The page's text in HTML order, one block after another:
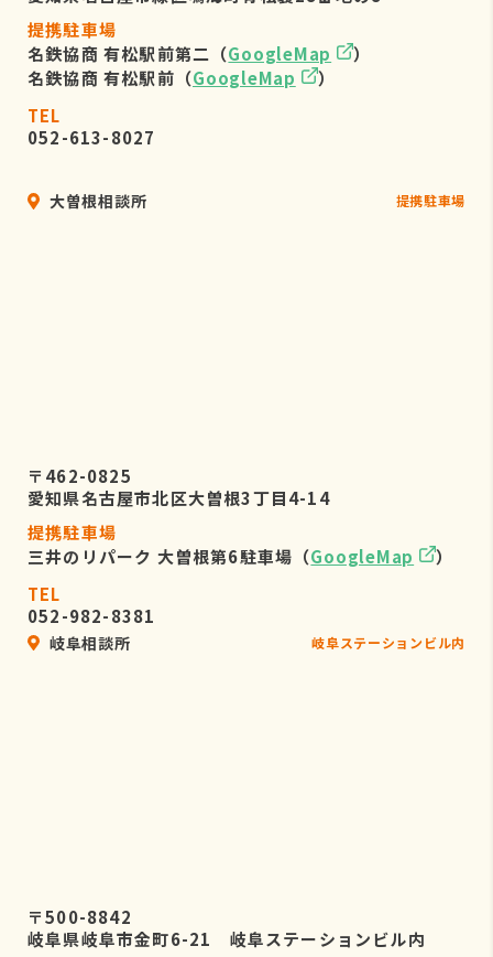
提携駐車場
名鉄協商 有松駅前第二（GoogleMap
）
名鉄協商 有松駅前（GoogleMap
）
TEL
052-613-8027
大曽根相談所 提携駐車場
〒462-0825
愛知県名古屋市北区大曽根3丁目4-14
提携駐車場
三井のリパーク 大曽根第6駐車場（GoogleMap
）
TEL
052-982-8381
岐阜相談所 岐阜ステーションビル内
〒500-8842
岐阜県岐阜市金町6-21 岐阜ステーションビル内